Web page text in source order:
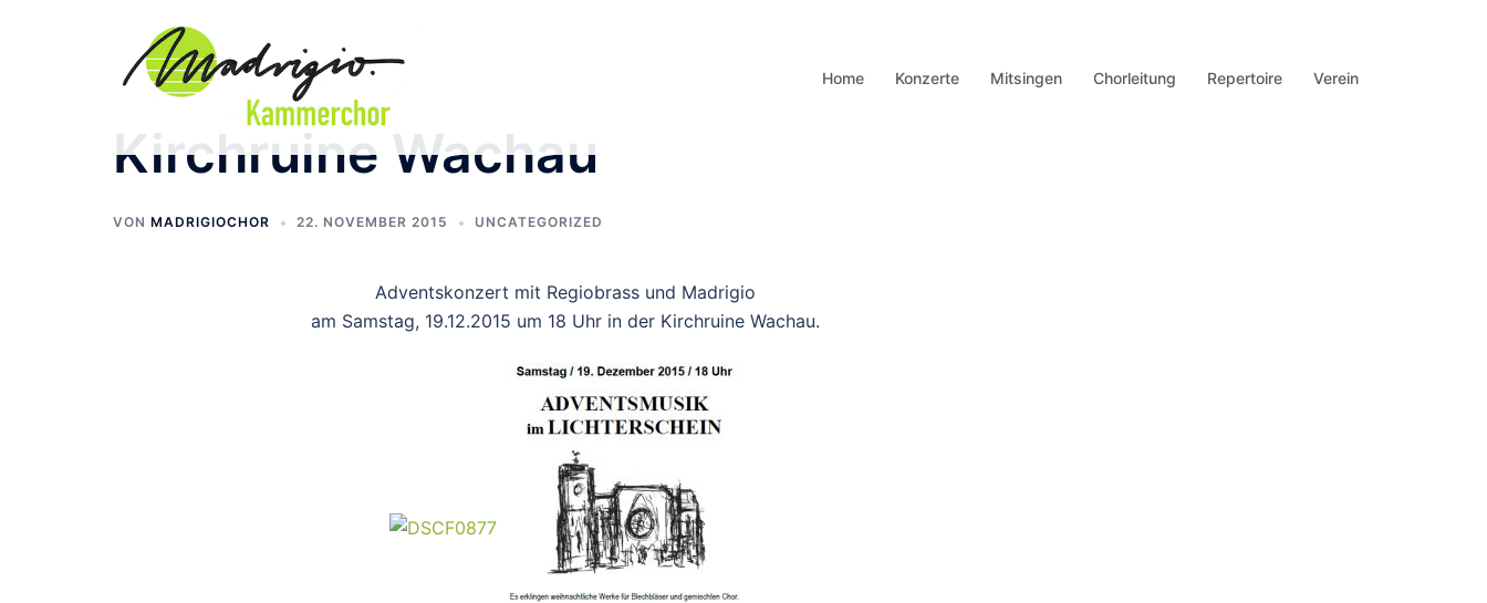
Home Konzerte Mitsingen Chorleitung Repertoire Verein
Kirchruine Wachau
VON MADRIGIOCHOR 22. NOVEMBER 2015 UNCATEGORIZED
Adventskonzert mit Regiobrass und Madrigio
am Samstag, 19.12.2015 um 18 Uhr in der Kirchruine Wachau.